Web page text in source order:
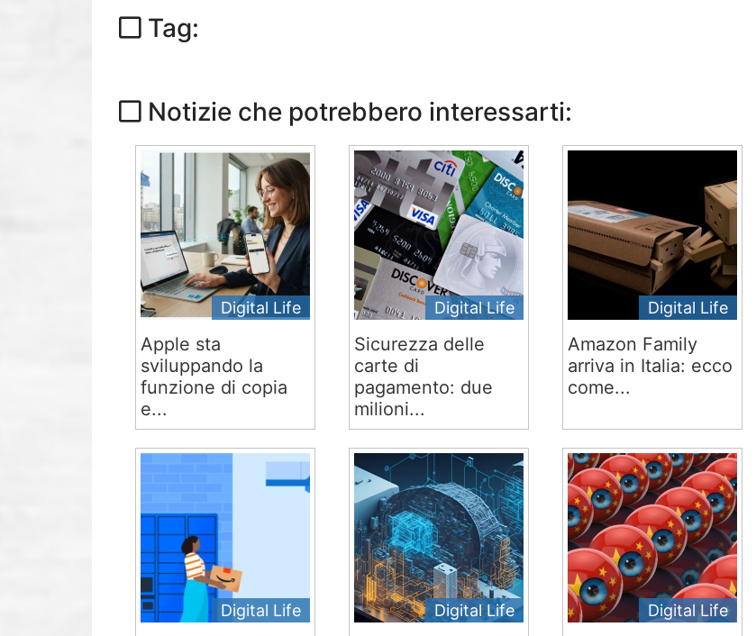
Tag:
Notizie che potrebbero interessarti:
Digital Life
Apple sta
sviluppando la
funzione di copia
e...
Digital Life
Sicurezza delle
carte di
pagamento: due
milioni...
Digital Life
Amazon Family
arriva in Italia: ecco
come...
Digital Life Digital Life Digital Life